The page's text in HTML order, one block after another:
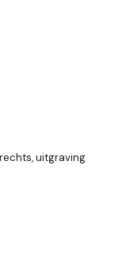
uitgraving